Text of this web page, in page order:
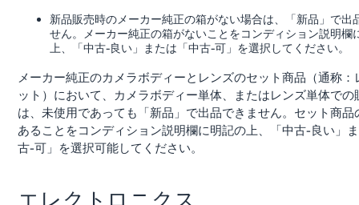
新品販売時のメーカー純正の箱がない場合は、「新品」で出
せん。メーカー純正の箱がないことをコンディション説明欄
上、「中古-良い」または「中古-可」を選択してください。
メーカー純正のカメラボディーとレンズのセット商品（通称：
ット）において、カメラボディー単体、またはレンズ単体での
は、未使用であっても「新品」で出品できません。セット商品
あることをコンディション説明欄に明記の上、「中古-良い」
古-可」を選択可能してください。
エレクトロニクス